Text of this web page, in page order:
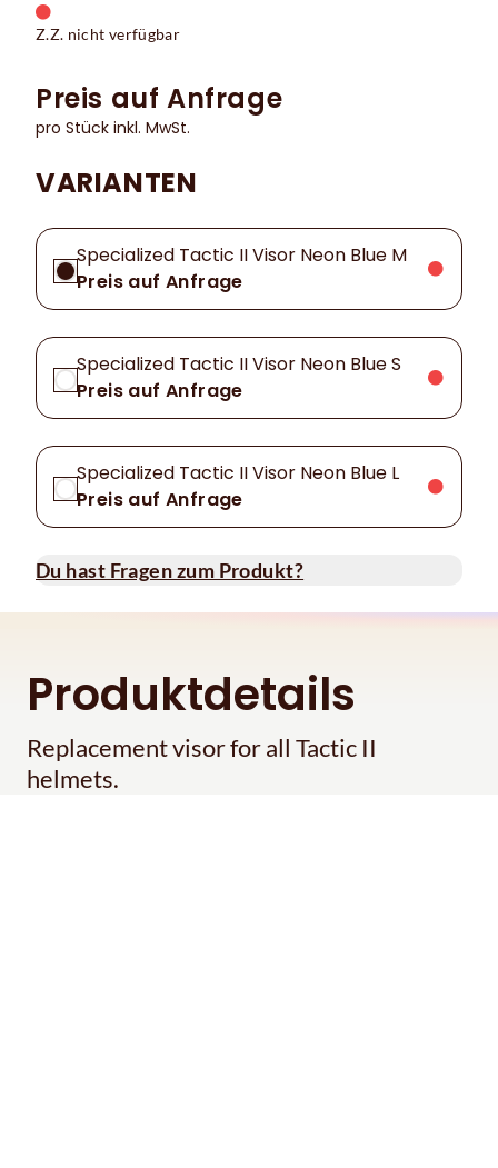
Z.Z. nicht verfügbar
Preis auf Anfrage
pro Stück inkl. MwSt.
VARIANTEN
Specialized Tactic II Visor Neon Blue M
Preis auf Anfrage
Specialized Tactic II Visor Neon Blue S
Preis auf Anfrage
Specialized Tactic II Visor Neon Blue L
Preis auf Anfrage
Du hast Fragen zum Produkt?
Produktdetails
Replacement visor for all Tactic II
helmets.